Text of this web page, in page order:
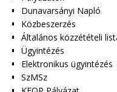
Dunavarsányi Napló
Közbeszerzés
Általános közzétételi
Ügyintézés
Elektronikus ügyintézés
SzMSz